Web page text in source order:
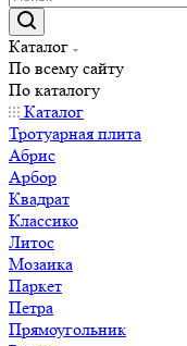
Каталог
По всему сайту
По каталогу
Каталог
Тротуарная плита
Абрис
Арбор
Квадрат
Классико
Литос
Мозаика
Паркет
Петра
Прямоугольник